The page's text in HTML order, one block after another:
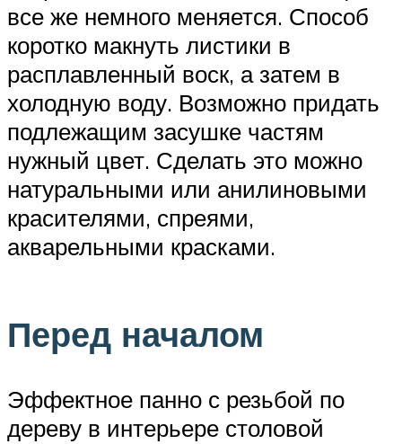
все же немного меняется. Способ
коротко макнуть листики в
расплавленный воск, а затем в
холодную воду. Возможно придать
подлежащим засушке частям
нужный цвет. Сделать это можно
натуральными или анилиновыми
красителями, спреями,
акварельными красками.
Перед началом
Эффектное панно с резьбой по
дереву в интерьере столовой